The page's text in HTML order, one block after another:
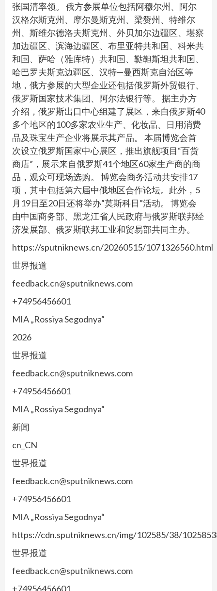
张国清率领。 俄方参展单位包括阿穆尔州、阿尔
汉格尔斯克州、摩尔曼斯克州、梁赞州、特维尔
州、斯维尔德洛夫斯克州、外贝加尔边疆区、堪察
加边疆区、滨海边疆区、布里亚特共和国、科米共
和国、萨哈（雅库特）共和国、鞑靼斯坦共和国、
哈巴罗夫斯克边疆区、汉特—曼西斯克自治区等
地，俄方参展的大型企业还包括俄罗斯外贸银行、
俄罗斯国家技术集团、阿尔法银行等。 据主办方
介绍，俄罗斯出口中心组建了展区，来自俄罗斯40
多个地区的100多家农业生产、化妆品、日用消费
品及珠宝生产企业将展示其产品。 本届博览会首
次设立俄罗斯国家中心展区，推出旗舰项目“百货
商店”，展示来自俄罗斯41个地区60家生产商的商
品，观众可现场选购。 博览会商务活动共安排17
项，其中包括第六届中俄地区合作论坛。此外，5
月19日至20日还将举办“莫斯科日”活动。 博览会
由中国商务部、黑龙江省人民政府与俄罗斯联邦经
济发展部、俄罗斯联邦工业和贸易部共同主办。
https://sputniknews.cn/20260515/1071326560.html
世界报道
feedback.cn@sputniknews.com
+74956456601
MIA „Rossiya Segodnya“
2026
世界报道
feedback.cn@sputniknews.com
+74956456601
MIA „Rossiya Segodnya“
新闻
cn_CN
世界报道
feedback.cn@sputniknews.com
+74956456601
MIA „Rossiya Segodnya“
https://cdn.sputniknews.cn/img/102585/38/
世界报道
feedback.cn@sputniknews.com
+74956456601